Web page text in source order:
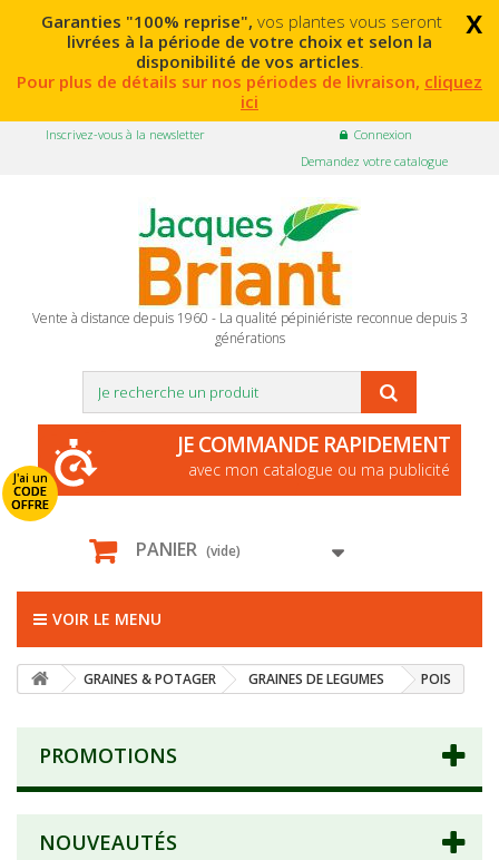
x
Garanties "100% reprise", vos plantes vous seront
livrées à la période de votre choix et selon la
disponibilité de vos articles.
Pour plus de détails sur nos périodes de livraison, cliquez
ici
Connexion
Inscrivez-vous à la newsletter
Demandez votre catalogue
Vente à distance depuis 1960 - La qualité pépiniériste reconnue depuis 3
générations
J'ai un
CODE
OFFRE
JE COMMANDE RAPIDEMENT
avec mon catalogue ou ma publicité
PANIER (vide)
VOIR LE MENU
GRAINES & POTAGER GRAINES DE LEGUMES POIS
PROMOTIONS
NOUVEAUTÉS